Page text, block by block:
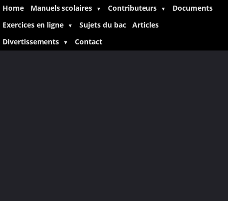
Home Manuels scolaires ▼ Contributeurs ▼
Documents
Exercices en ligne
▼ Sujets du bac
Articles
Divertissements
▼ Contact